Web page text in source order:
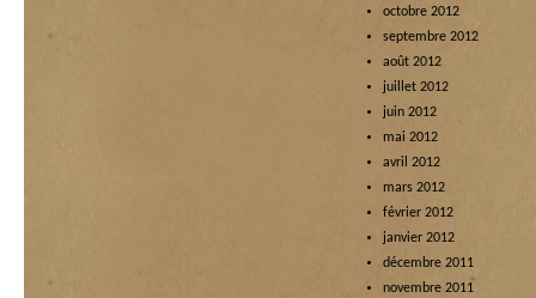
octobre 2012
septembre 2012
août 2012
juillet 2012
juin 2012
mai 2012
avril 2012
mars 2012
février 2012
janvier 2012
décembre 2011
novembre 2011